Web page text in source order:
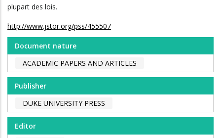
plupart des lois.
http://www.jstor.org/pss/455507
Document nature
ACADEMIC PAPERS AND ARTICLES
Publisher
DUKE UNIVERSITY PRESS
Editor